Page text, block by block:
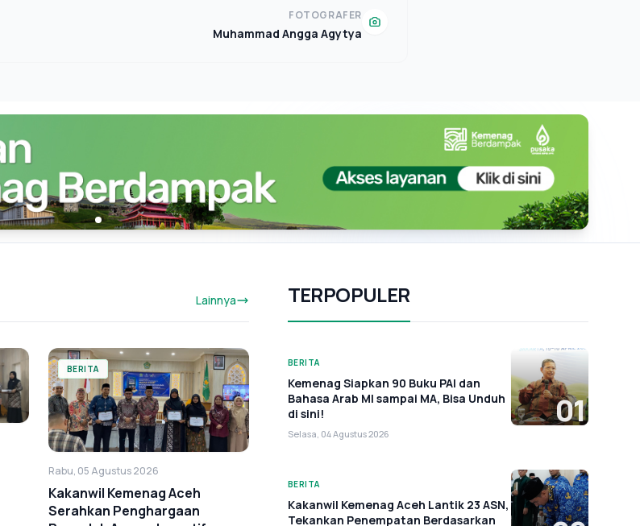
FOTOGRAFER
Muhammad Angga Agytya
Lainnya
BERITA
Rabu, 05 Agustus 2026
Kakanwil Kemenag Aceh
Serahkan Penghargaan
TERPOPULER
BERITA
Kemenag Siapkan 90 Buku PAI dan
Bahasa Arab MI sampai MA, Bisa Unduh
di sini!
Selasa, 04 Agustus 2026
01
BERITA
Kakanwil Kemenag Aceh Lantik 23 ASN,
Tekankan Penempatan Berdasarkan